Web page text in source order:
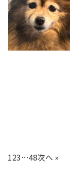
123…48次へ »